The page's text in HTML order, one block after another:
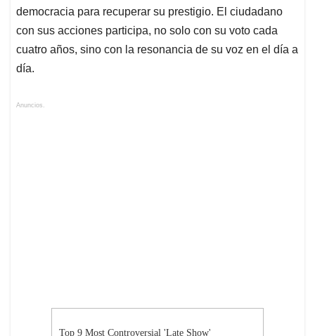
democracia para recuperar su prestigio. El ciudadano
con sus acciones participa, no solo con su voto cada
cuatro años, sino con la resonancia de su voz en el día a
día.
Anuncios.